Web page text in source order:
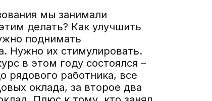
мы занимали
делать? Как улучшить
поднимать
Нужно их стимулировать.
в этом году состоялся –
рядового работника, все
оклада, за второе два